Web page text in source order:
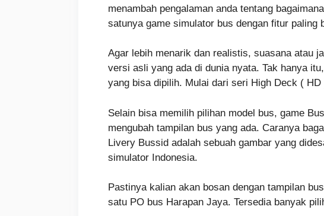
menambah pengalaman anda tentang
satunya game simulator bus dengan fitur paling
Agar lebih menarik dan realistis, suasana atau
versi asli yang ada di dunia nyata. Tak hanya
yang bisa dipilih. Mulai dari seri High Deck (
Selain bisa memilih pilihan model bus, game
mengubah tampilan bus yang ada. Caranya
Livery Bussid adalah sebuah gambar yang
simulator Indonesia.
Pastinya kalian akan bosan dengan tampilan
satu PO bus Harapan Jaya. Tersedia banyak